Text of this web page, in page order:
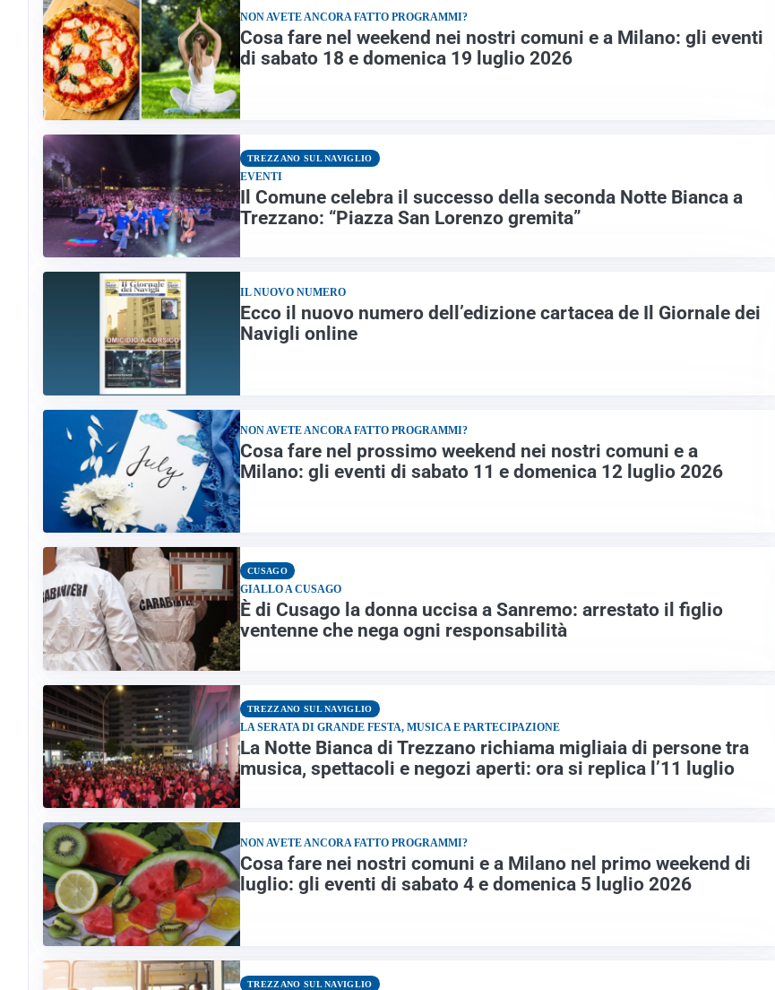
NON AVETE ANCORA FATTO PROGRAMMI?
Cosa fare nel weekend nei nostri comuni e a Milano: gli eventi
di sabato 18 e domenica 19 luglio 2026
TREZZANO SUL NAVIGLIO
EVENTI
Il Comune celebra il successo della seconda Notte Bianca a
Trezzano: “Piazza San Lorenzo gremita”
IL NUOVO NUMERO
Ecco il nuovo numero dell’edizione cartacea de Il Giornale dei
Navigli online
NON AVETE ANCORA FATTO PROGRAMMI?
Cosa fare nel prossimo weekend nei nostri comuni e a
Milano: gli eventi di sabato 11 e domenica 12 luglio 2026
CUSAGO
GIALLO A CUSAGO
È di Cusago la donna uccisa a Sanremo: arrestato il figlio
ventenne che nega ogni responsabilità
TREZZANO SUL NAVIGLIO
LA SERATA DI GRANDE FESTA, MUSICA E PARTECIPAZIONE
La Notte Bianca di Trezzano richiama migliaia di persone tra
musica, spettacoli e negozi aperti: ora si replica l’11 luglio
NON AVETE ANCORA FATTO PROGRAMMI?
Cosa fare nei nostri comuni e a Milano nel primo weekend di
luglio: gli eventi di sabato 4 e domenica 5 luglio 2026
TREZZANO SUL NAVIGLIO